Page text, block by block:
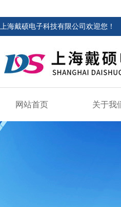
上海戴硕电子科技有限公司欢迎您！
网站首页 关于我